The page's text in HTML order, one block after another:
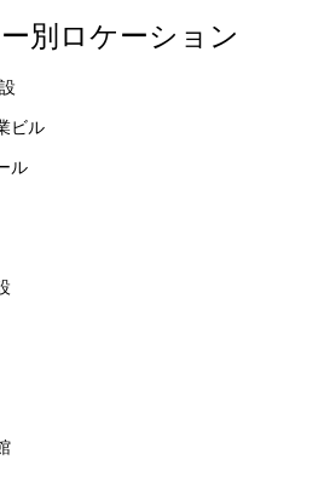
別ロケーション
ビル
ル